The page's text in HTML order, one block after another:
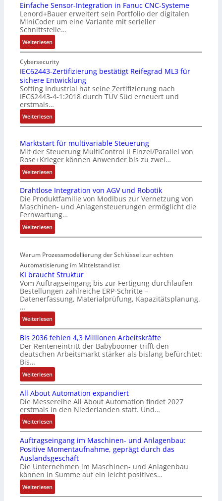
Einfache Sensor-Integration in Fanuc CNC-Systeme
Lenord+Bauer erweitert sein Portfolio der digitalen
MiniCoder um eine Variante mit serieller
Schnittstelle…
Weiterlesen:
E
i
n
f
a
c
h
e
S
n
s
o
r
-
n
t
e
g
r
t
i
o
n
i
F
a
n
c
C
-
S
y
t
e
m
e
Cybersecurity
IEC62443-Zertifizierung bestätigt Reifegrad ML3 für
sichere Entwicklung
Softing Industrial hat seine Zertifizierung nach
IEC62443-4-1:2018 durch TÜV Süd erneuert und
erstmals…
Weiterlesen:
I
C
6
2
4
4
3
-
Z
e
r
t
f
i
z
i
e
u
n
b
e
ä
t
i
g
R
e
i
f
e
g
a
Marktstart für multivariable Steuerung
Mit der Steuerung MultiControl II Einzel/Parallel von
Rose+Krieger können Anwender bis zu zwei…
Weiterlesen:
M
a
r
k
t
s
t
r
t
f
ü
r
m
u
l
t
i
v
r
i
b
l
e
S
e
u
e
r
u
n
Drahtlose Integration von AGV und Robotik
Die Produktfamilie von Modibus zur Vernetzung von
Maschinen- und Anlagensteuerungen ermöglicht die
Fernwartung…
Weiterlesen:
D
a
h
t
l
o
s
e
I
n
t
e
g
r
a
t
i
o
n
v
o
n
A
G
V
u
n
Warum Prozessmodellierung der Schlüssel zur echten
Automatisierung im Mittelstand ist
KI braucht Struktur
Vom Auftragseingang bis zur Fertigung durchlaufen
Bestellungen zahlreiche ERP-Schritte –
Datenerfassung, Materialprüfung, Kapazitätsplanung.
…
Weiterlesen:
K
I
b
r
a
u
c
h
t
S
t
r
u
k
t
u
r
Bis 2036 fehlen 4,3 Millionen Arbeitskräfte
Der Renteneintritt der Babyboomer trifft den
deutschen Arbeitsmarkt stärker als bislang befürchtet:
Bis…
Weiterlesen:
B
i
s
2
0
3
6
f
e
h
l
e
n
All About Automation expandiert
Die Messereihe All About Automation findet 2027
erstmals in den Niederlanden statt. Und…
Weiterlesen:
A
l
l
A
b
o
u
t
Auftragseingang im Maschinen- und Anlagenbau:
Positive Momentaufnahme, geprägt durch das
Auslandsgeschäft
Die Unternehmen im Maschinen- und Anlagenbau
können in Summe auf ein leicht positives…
Weiterlesen:
A